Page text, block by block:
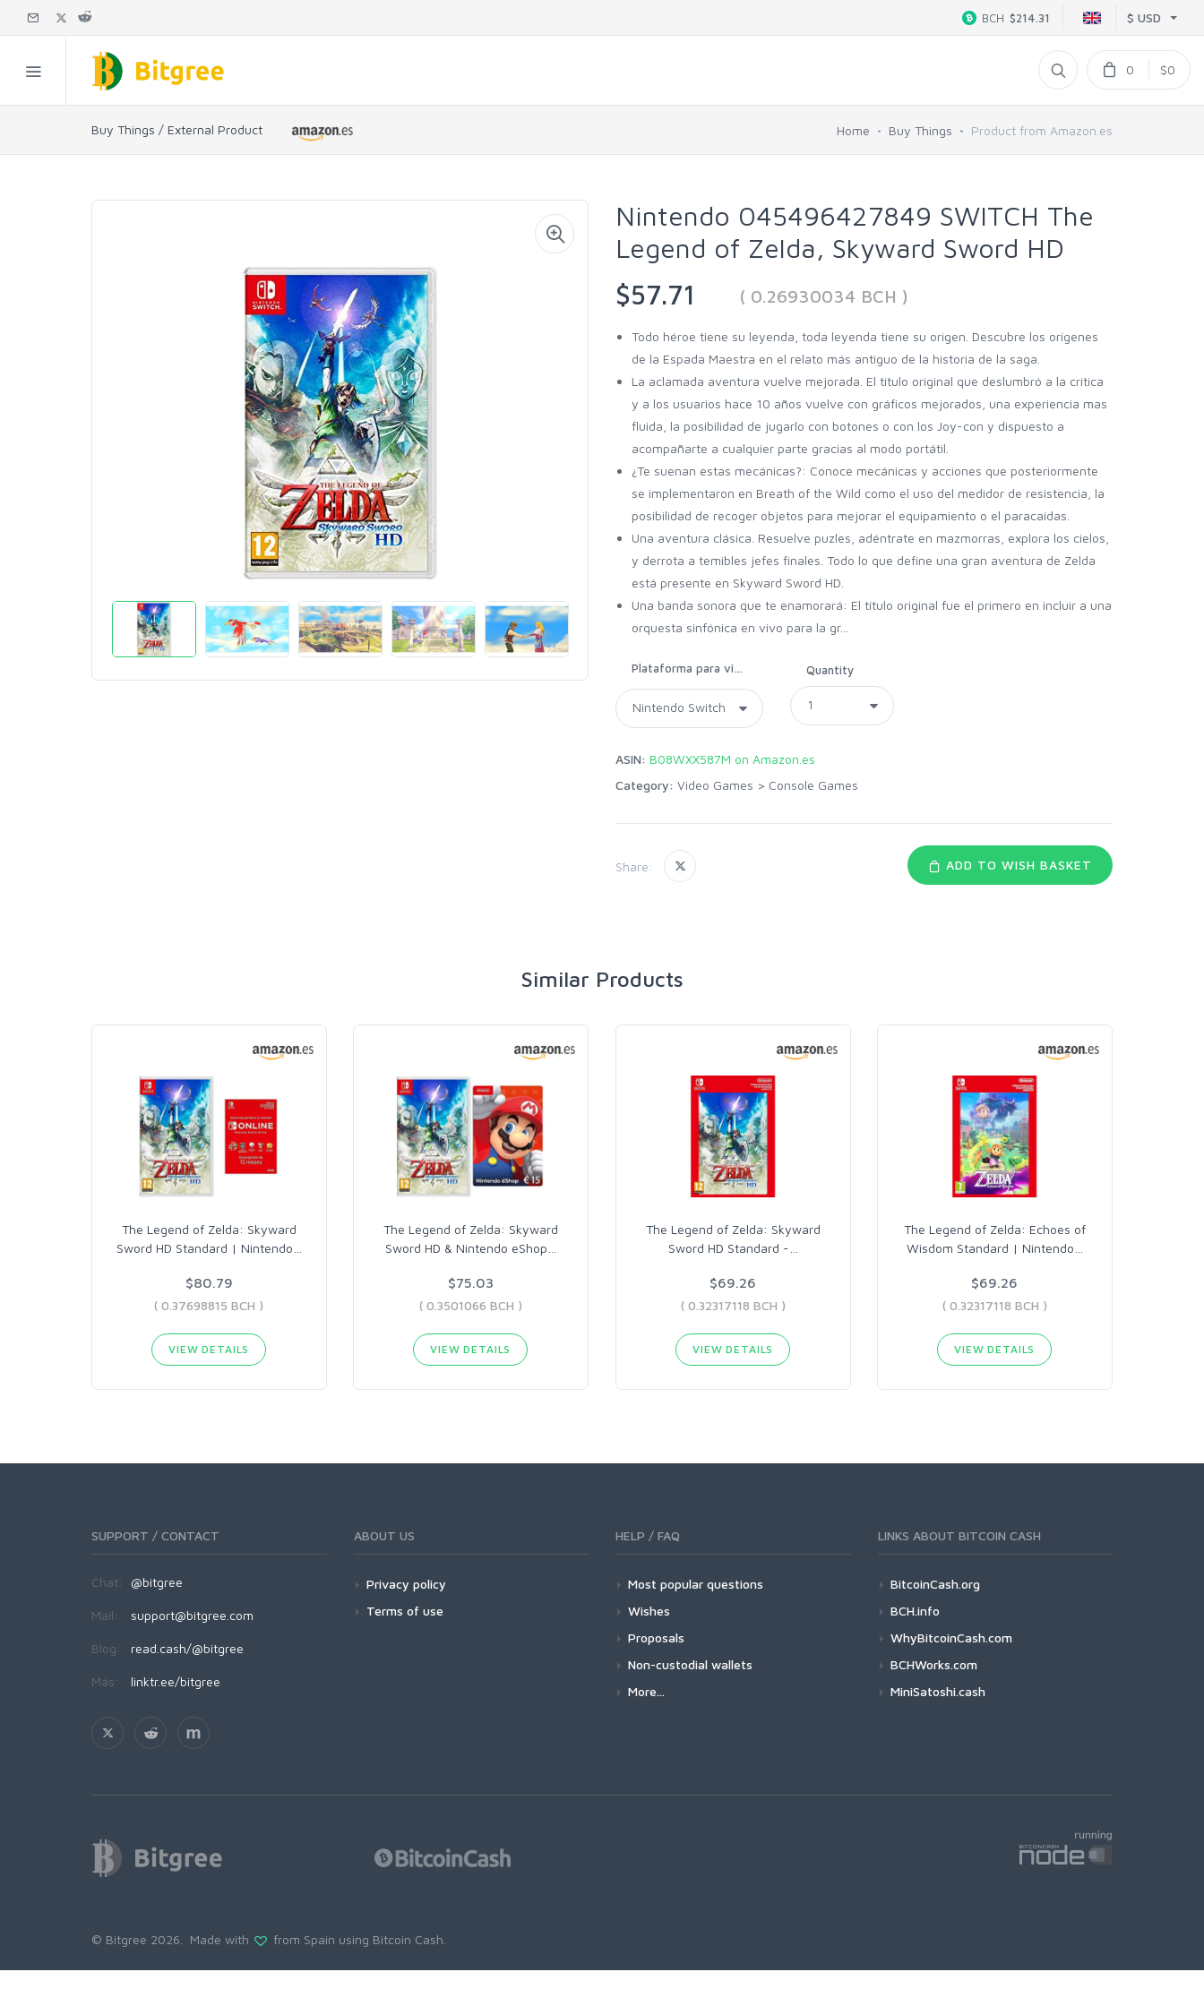
$ USD
BCH $214.31
0 $0
Buy Things / External Product Home Buy Things Product from Amazon.es
Nintendo 045496427849 SWITCH The
Legend of Zelda, Skyward Sword HD
$57.71
( 0.26930034 BCH )
Todo héroe tiene su leyenda, toda leyenda tiene su origen. Descubre los orígenes
de la Espada Maestra en el relato más antiguo de la historia de la saga.
La aclamada aventura vuelve mejorada. El título original que deslumbró a la crítica
y a los usuarios hace 10 años vuelve con gráficos mejorados, una experiencia mas
fluida, la posibilidad de jugarlo con botones o con los Joy-con y dispuesto a
acompañarte a cualquier parte gracias al modo portátil.
¿Te suenan estas mecánicas?: Conoce mecánicas y acciones que posteriormente
se implementaron en Breath of the Wild como el uso del medidor de resistencia, la
posibilidad de recoger objetos para mejorar el equipamiento o el paracaídas.
Una aventura clásica. Resuelve puzles, adéntrate en mazmorras, explora los cielos,
y derrota a temibles jefes finales. Todo lo que define una gran aventura de Zelda
está presente en Skyward Sword HD.
Una banda sonora que te enamorará: El título original fue el primero en incluir a una
orquesta sinfónica en vivo para la gr...
Plataforma para visualización Quantity
ASIN: B08WXX587M on Amazon.es
Category: Video Games > Console Games
Share: ADD TO WISH BASKET
Similar Products
The Legend of Zelda: Skyward
Sword HD Standard | Nintendo
$80.79
( 0.37698815 BCH )
VIEW DETAILS
The Legend of Zelda: Skyward
Sword HD & Nintendo eShop
$75.03
( 0.3501066 BCH )
VIEW DETAILS
The Legend of Zelda: Skyward
Sword HD Standard -
$69.26
( 0.32317118 BCH )
VIEW DETAILS
The Legend of Zelda: Echoes of
Wisdom Standard | Nintendo
$69.26
( 0.32317118 BCH )
VIEW DETAILS
SUPPORT / CONTACT
Chat: @bitgree
Mail: support@bitgree.com
Blog: read.cash/@bitgree
Más: linktr.ee/bitgree
ABOUT US
Privacy policy
Terms of use
HELP / FAQ
Most popular questions
Wishes
Proposals
Non-custodial wallets
More...
LINKS ABOUT BITCOIN CASH
BitcoinCash.org
BCH.info
WhyBitcoinCash.com
BCHWorks.com
MiniSatoshi.cash
© Bitgree 2026. Made with from Spain using Bitcoin Cash